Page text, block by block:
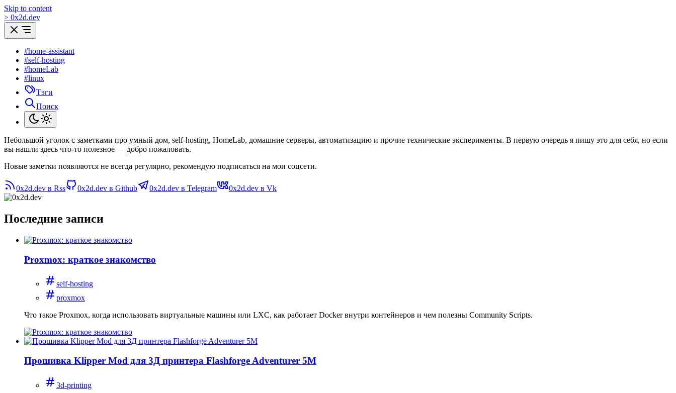
Skip to content
> 0x2d.dev
#home-assistant
#self-hosting
#homeLab
#linux
Тэги
Поиск
Небольшой уголок с заметками про умный дом, self-hosting, HomeLab, домашние серверы, автоматизацию и прочие технические эксперименты. В первую очередь я пишу это для себя, но если
вы нашли здесь что-то полезное — добро пожаловать.
Новые заметки появляются не всегда регулярно, рекомендую подписаться на мои соцсети.
0x2d.dev в Rss 0x2d.dev в Github 0x2d.dev в Telegram 0x2d.dev в Vk
Последние записи
Proxmox: краткое знакомство
self-hosting
proxmox
Что такое Proxmox, когда использовать виртуальные машины или LXC, как работает Docker внутри контейнеров и чем полезны Community Scripts.
Прошивка Klipper Mod для 3Д принтера Flashforge Adventurer 5M
3d-printing